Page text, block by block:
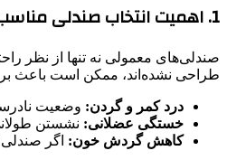
1. اهمیت انتخاب صندلی مناسب
صندلی‌های معمولی نه تنها از نظر
طراحی نشده‌اند، ممکن است باعث
درد کمر و گردن: وضعیت
خستگی عضلانی: نشستن
کاهش گردش خون: اگر